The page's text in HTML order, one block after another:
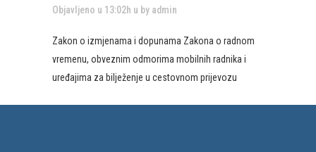
Objavljeno u 13:02h u by admin
Zakon o izmjenama i dopunama Zakona o radnom
vremenu, obveznim odmorima mobilnih radnika i
uređajima za bilježenje u cestovnom prijevozu